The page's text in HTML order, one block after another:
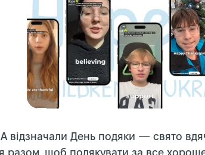
відзначали День подяки — свято